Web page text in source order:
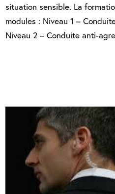
situation sensible. La
modules : Niveau 1 –
Niveau 2 – Conduite anti-